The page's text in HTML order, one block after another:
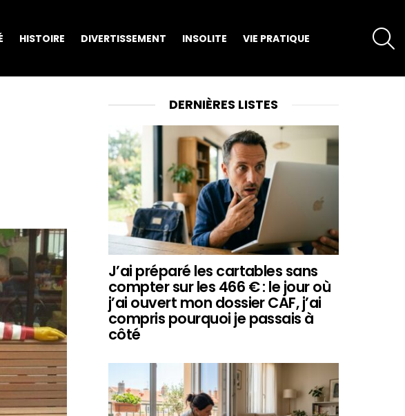
HISTOIRE DIVERTISSEMENT INSOLITE VIE PRATIQUE
DERNIÈRES LISTES
J’ai préparé les cartables sans
compter sur les 466 € : le jour où
j’ai ouvert mon dossier CAF, j’ai
compris pourquoi je passais à
côté